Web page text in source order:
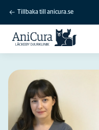
Tillbaka till anicura.se